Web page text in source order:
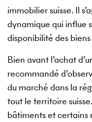
immobilier suisse. Il
dynamique qui influe
disponibilité des
Bien avant l’achat
recommandé
du marché dans la
tout le territoire
bâtiments et certains